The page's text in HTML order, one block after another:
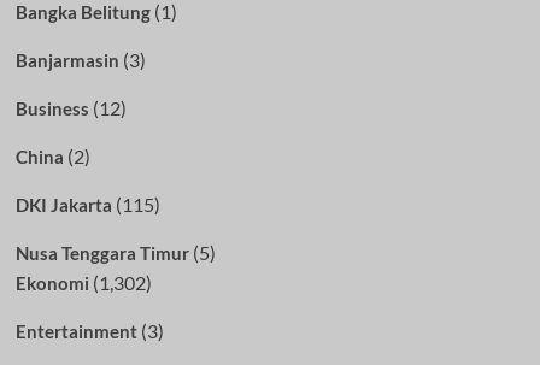
Bangka Belitung(1)
Banjarmasin (3)
Business (12)
China (2)
DKI Jakarta (115)
Nusa Tenggara Timur(5)
Ekonomi (1,302)
Entertainment(3)